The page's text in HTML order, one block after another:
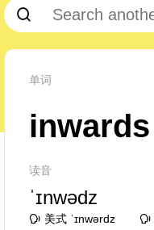
单词
inwards
读音
ˈɪnwədz
美式 ˈɪnwərdz